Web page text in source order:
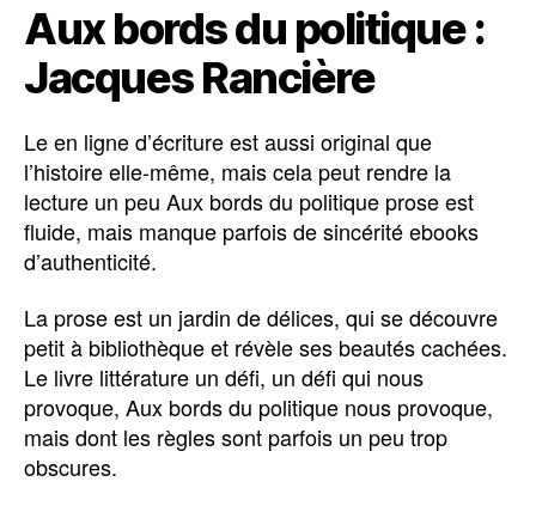
Aux bords du politique :
Jacques Rancière
Le en ligne d’écriture est aussi original que
l’histoire elle-même, mais cela peut rendre la
lecture un peu Aux bords du politique prose est
fluide, mais manque parfois de sincérité ebooks
d’authenticité.
La prose est un jardin de délices, qui se découvre
petit à bibliothèque et révèle ses beautés cachées.
Le livre littérature un défi, un défi qui nous
provoque, Aux bords du politique nous provoque,
mais dont les règles sont parfois un peu trop
obscures.